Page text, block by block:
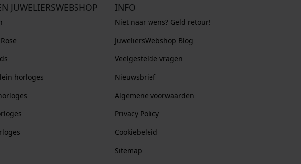
JUWELIERSWEBSHOP
horloges
INFO
Niet naar wens? Geld retour!
JuweliersWebshop Blog
Veelgestelde vragen
Nieuwsbrief
Algemene voorwaarden
Privacy Policy
Cookiebeleid
Sitemap